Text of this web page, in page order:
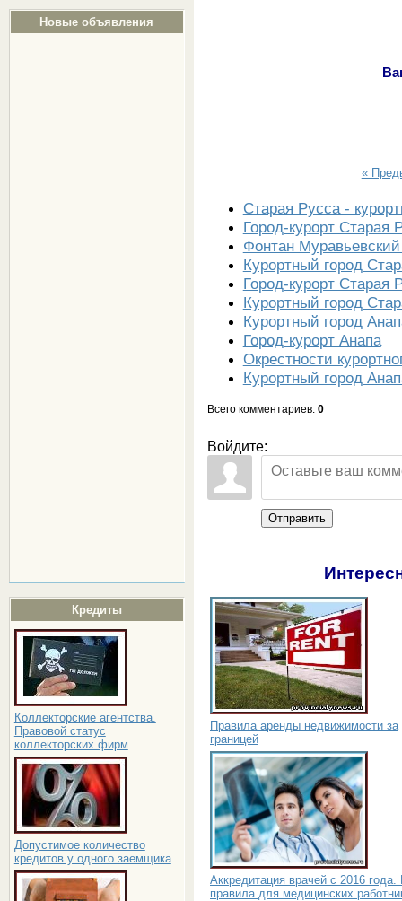
Новые объявления
Кредиты
Коллекторские агентства.
Правовой статус
коллекторских фирм
Допустимое количество
кредитов у одного заемщика
«
Старая Русса -
Город-курорт Старая
Фонтан
Курортный город
Город-курорт Старая
Курортный город
Курортный город
Город-курорт Анапа
Окрестности
Курортный город
Всего комментариев: 0
Войдите:
Отправить
Правила аренды недвижимости за
границей
Аккредитация врачей с 2016
правила для медицинских